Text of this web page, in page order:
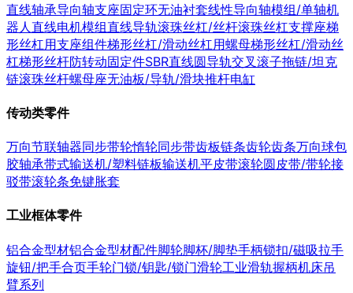
直线轴承导向轴支座固定环无油衬套线性导向轴模组/单轴机
器人 直线电机模组直线导轨滚珠丝杠/丝杆滚珠丝杠支撑座梯
形丝杠用支座组件梯形丝杠/滑动丝杠用螺母梯形丝杠/滑动丝
杠梯形丝杆防转动固定件SBR直线圆导轨交叉滚子拖链/坦克
链滚珠丝杆螺母座无油板/导轨/滑块推杆电缸
传动类零件
万向节联轴器同步带轮惰轮同步带齿板链条齿轮齿条万向球包
胶轴承带式输送机/塑料链板输送机平皮带滚轮圆皮带/带轮接
驳带滚轮条免键胀套
工业框体零件
铝合金型材铝合金型材配件脚轮脚杯/脚垫手柄锁扣/磁吸拉手
旋钮/把手合页手轮门锁/钥匙/锁门滑轮工业滑轨握柄机床吊
臂系列